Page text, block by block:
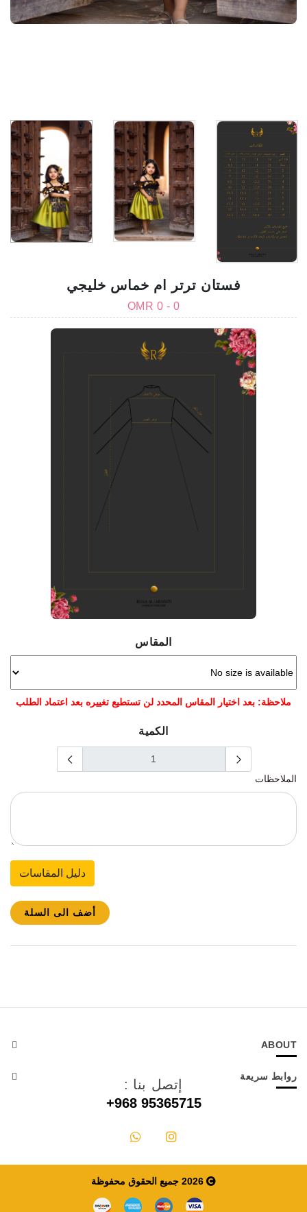
فستان ترتر ام خماس خليجي
0 - 0 OMR
المقاس
ملاحظة: بعد اختيار المقاس المحدد لن تستطيع تغييره بعد اعتماد الطلب
الكمية
الملاحظات
دليل المقاسات
أضف الى السلة
ABOUT
روابط سريعة
إتصل بنا :
+968 95365715